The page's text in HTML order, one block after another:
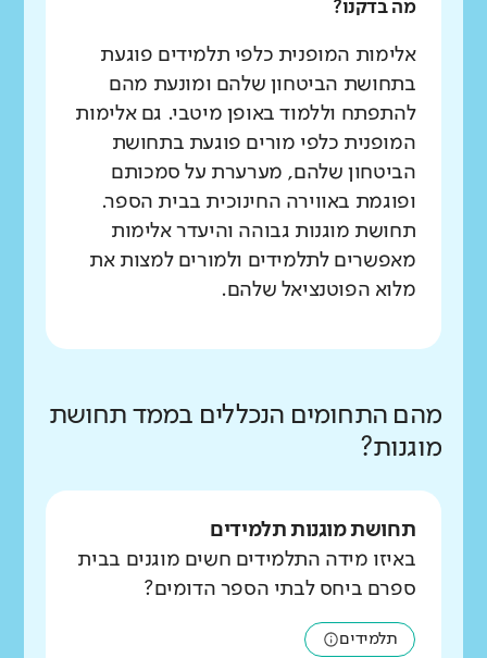
מה בדקנו?
אלימות המופנית כלפי תלמידים פוגעת
בתחושת הביטחון שלהם ומונעת מהם
להתפתח וללמוד באופן מיטבי. גם אלימות
המופנית כלפי מורים פוגעת בתחושת
הביטחון שלהם, מערערת על סמכותם
ופוגמת באווירה החינוכית בבית הספר.
תחושת מוגנות גבוהה והיעדר אלימות
מאפשרים לתלמידים ולמורים למצות את
מלוא הפוטנציאל שלהם.
מהם התחומים הנכללים בממד תחושת
מוגנות?
תחושת מוגנות תלמידים
באיזו מידה התלמידים חשים מוגנים בבית
ספרם ביחס לבתי הספר הדומים?
תלמידים